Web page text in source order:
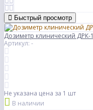
Быстрый просмотр
Дозиметр клинический ДРК-1
Артикул: -
Не указана цена за 1 шт
В наличии